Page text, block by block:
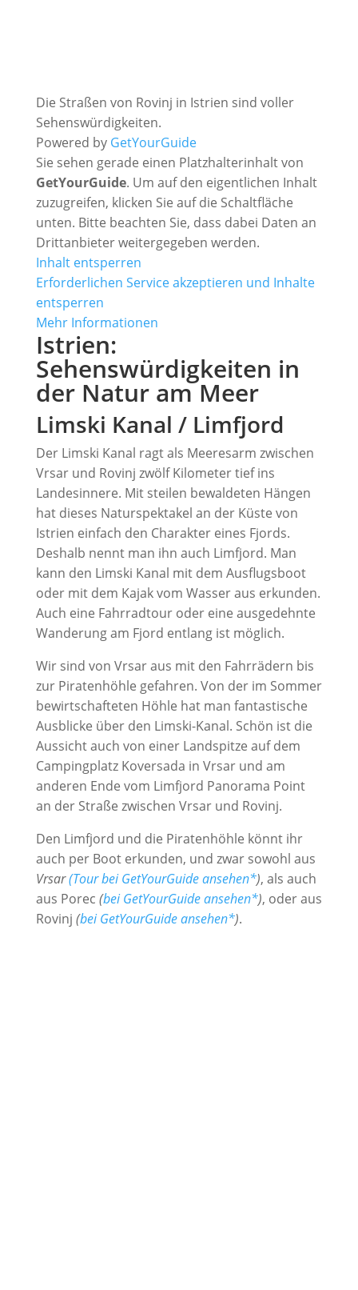
Die Straßen von Rovinj in Istrien sind voller
Sehenswürdigkeiten.
Powered by GetYourGuide
Sie sehen gerade einen Platzhalterinhalt von
GetYourGuide. Um auf den eigentlichen Inhalt
zuzugreifen, klicken Sie auf die Schaltfläche
unten. Bitte beachten Sie, dass dabei Daten an
Drittanbieter weitergegeben werden.
Inhalt entsperren
Erforderlichen Service akzeptieren und Inhalte
entsperren
Mehr Informationen
Istrien:
Sehenswürdigkeiten in
der Natur am Meer
Limski Kanal / Limfjord
Der Limski Kanal ragt als Meeresarm zwischen
Vrsar und Rovinj zwölf Kilometer tief ins
Landesinnere. Mit steilen bewaldeten Hängen
hat dieses Naturspektakel an der Küste von
Istrien einfach den Charakter eines Fjords.
Deshalb nennt man ihn auch Limfjord. Man
kann den Limski Kanal mit dem Ausflugsboot
oder mit dem Kajak vom Wasser aus erkunden.
Auch eine Fahrradtour oder eine ausgedehnte
Wanderung am Fjord entlang ist möglich.
Wir sind von Vrsar aus mit den Fahrrädern bis
zur Piratenhöhle gefahren. Von der im Sommer
bewirtschafteten Höhle hat man fantastische
Ausblicke über den Limski-Kanal. Schön ist die
Aussicht auch von einer Landspitze auf dem
Campingplatz Koversada in Vrsar und am
anderen Ende vom Limfjord Panorama Point
an der Straße zwischen Vrsar und Rovinj.
Den Limfjord und die Piratenhöhle könnt ihr
auch per Boot erkunden, und zwar sowohl aus
Vrsar(Tour bei GetYourGuide ansehen*), als auch
aus Porec (bei GetYourGuide ansehen*), oder aus
Rovinj (bei GetYourGuide ansehen*).